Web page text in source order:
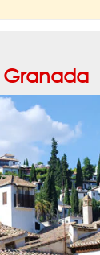
Granada